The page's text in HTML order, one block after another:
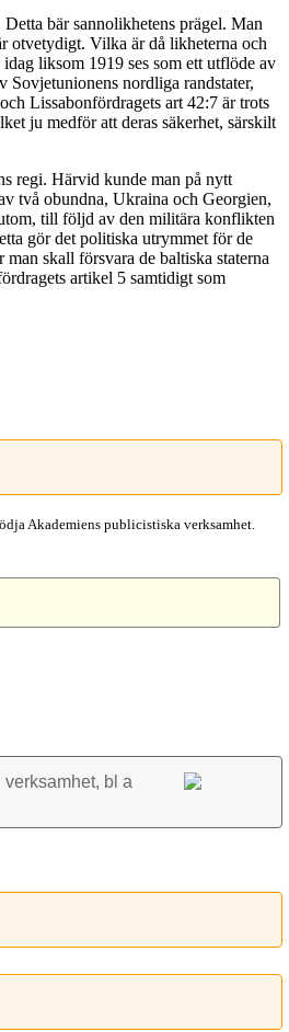
bär sannolikhetens prägel. Man
otvetydigt. Vilka är då likheterna och
liksom 1919 ses som ett utflöde av
Sovjetunionens nordliga randstater,
Lissabonfördragets art 42:7 är trots
ju medför att deras säkerhet, särskilt
regi. Härvid kunde man på nytt
två obundna, Ukraina och Georgien,
till följd av den militära konflikten
gör det politiska utrymmet för de
skall försvara de baltiska staterna
artikel 5 samtidigt som
Akademiens publicistiska verksamhet.
bl a